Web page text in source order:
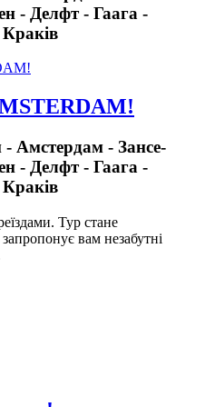
- Делфт - Гаага -
Амстердам - Зансе-
- Делфт - Гаага -
Тур стане
вам незабутні